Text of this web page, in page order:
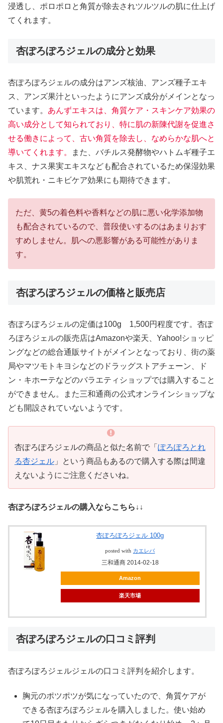
浸透し、ポロポロと角質が除去されツルツルの肌に仕上げ
てくれます。
杏ぽろぽろジェルの成分と効果
杏ぽろぽろジェルの成分はアンズ核油、アンズ種子エキ
ス、アンズ果汁といったようにアンズ成分がメインとなっ
ています。 あんずエキスは、角質ケア・スキンケア効果の
高い成分として知られており、特に肌の新陳代謝を促進さ
せる働きによって、古い角質を除去し、なめらかな肌へと
導いてくれます。
また、バチルス発酵物やハトムギ種子エ
キス、ナス果実エキスなども配合されているため保湿効果
や肌荒れ・ニキビケア効果にも期待できます。
ただ、黄5の着色料や香料などの肌に悪い化学添加物
も配合されているので、普段使いするのはあまりおす
すめしません。肌への悪影響がある可能性がありま
す。
杏ぽろぽろジェルの価格と販売店
杏ぽろぽろジェルの定価は100g 1,500円程度です。杏ぽ
ろぽろジェルの販売店はAmazonや楽天、Yahoo!ショッピ
ングなどの総合通販サイトがメインとなっており、街の薬
局やマツモトキヨシなどのドラッグストアチェーン、ド
ン・キホーテなどのバラエティショップでは購入すること
ができません。また三和通商の公式オンラインショップな
ども開設されていないようです。
杏ぽろぽろジェルの商品と似た名前で「 ぽろぽろとれ
る杏ジェル 」という商品もあるので購入する際は間違
えないようにご注意くださいね。
杏ぽろぽろジェルの購入ならこちら↓↓
杏ぽろぽろジェル 100g
posted with カエレバ
三和通商 2014-02-18
Amazon
楽天市場
杏ぽろぽろジェルの口コミ評判
杏ぽろぽろジェルジェルの口コミ評判を紹介します。
胸元のポツポツが気になっていたので、角質ケアが
できる杏ぽろぽろジェルを購入しました。使い始め